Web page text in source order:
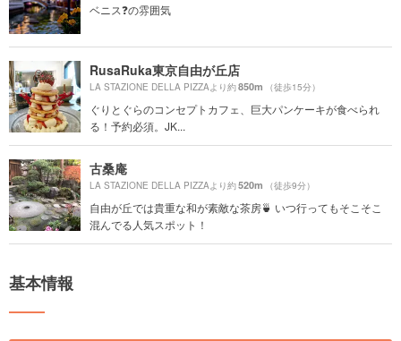
ベニス❓の雰囲気
RusaRuka東京自由が丘店
LA STAZIONE DELLA PIZZAより約850m （徒歩15分）
ぐりとぐらのコンセプトカフェ、巨大パンケーキが食べられ
る！予約必須。JK...
古桑庵
LA STAZIONE DELLA PIZZAより約520m （徒歩9分）
自由が丘では貴重な和が素敵な茶房🍵 いつ行ってもそこそこ
混んでる人気スポット！
基本情報